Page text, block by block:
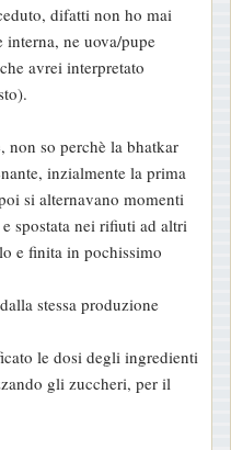
difatti non ho mai
ne uova/pupe
avrei interpretato
non so perchè la bhatkar
inzialmente la prima
si alternavano momenti
spostata nei rifiuti ad altri
e finita in pochissimo
stessa produzione
le dosi degli ingredienti
gli zuccheri, per il